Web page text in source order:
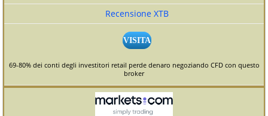
Recensione XTB
VISITA
69-80% dei conti degli investitori retail perde denaro negoziando CFD con questo
broker